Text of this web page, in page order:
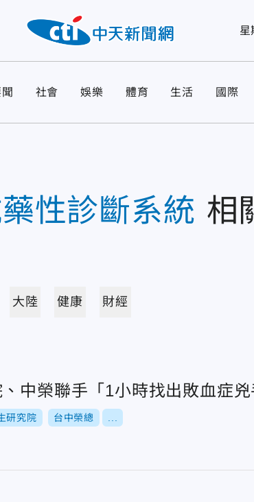
星
社會 娛樂 體育 生活 國際
性診斷系統 相
大陸 健康 財經
中榮聯手「1小時找出敗血症
研究院 台中榮總